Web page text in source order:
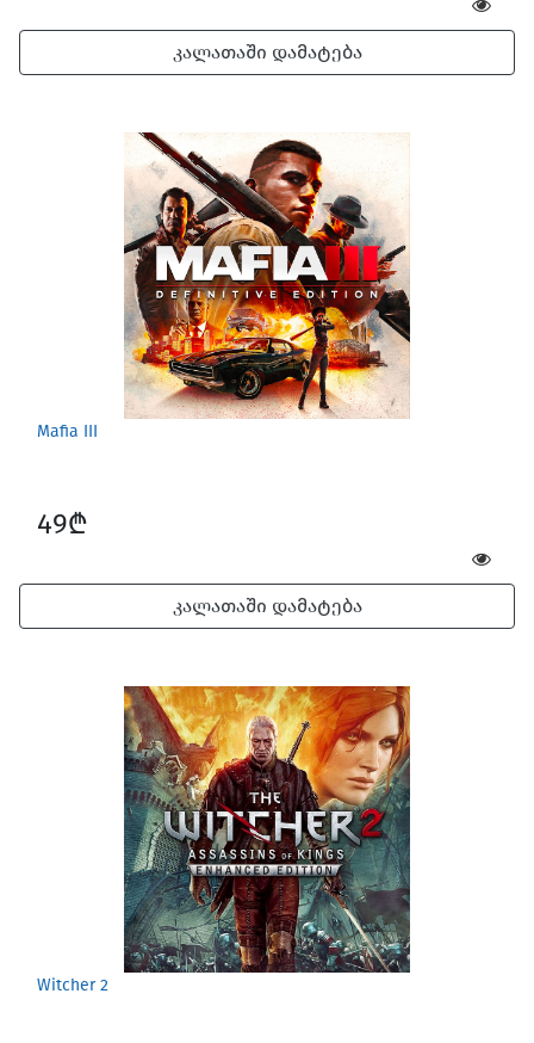
კალათაში დამატება
Mafia III
49₾
კალათაში დამატება
Witcher 2